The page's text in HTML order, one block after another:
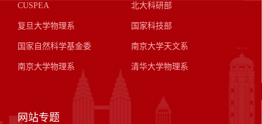
CUSPEA 北大科研部
复旦大学物理系 国家科技部
国家自然科学基金委 南京大学天文系
南京大学物理系 清华大学物理系
网站专题